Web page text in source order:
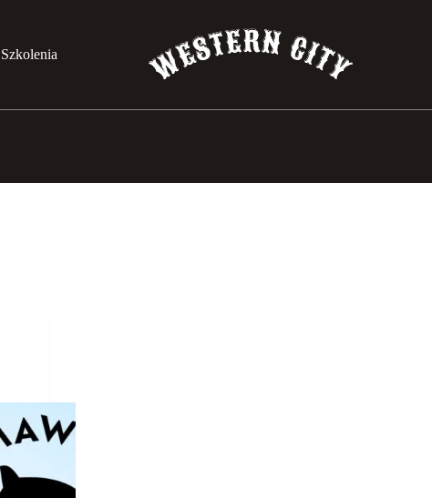
Szkolenia